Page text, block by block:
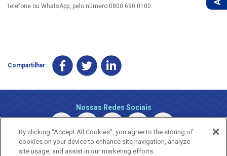
telefone ou WhatsApp, pelo número 0800 690 0100.
Compartilhar:
Nossas Redes Sociais
By clicking “Accept All Cookies”, you agree to the storing of
cookies on your device to enhance site navigation, analyze
site usage, and assist in our marketing efforts.